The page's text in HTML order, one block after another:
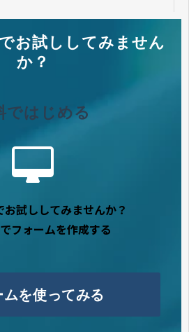
お試ししてみません
か？
ではじめる
お試ししてみませんか？
フォームを作成する
ムを使ってみる